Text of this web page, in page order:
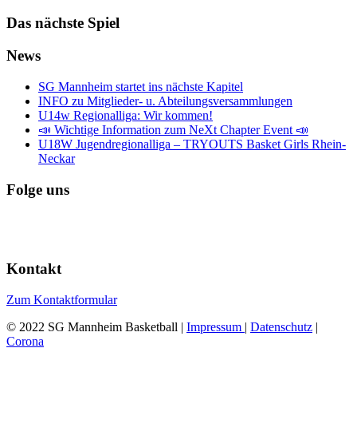
Das nächste Spiel
News
SG Mannheim startet ins nächste Kapitel
INFO zu Mitglieder- u. Abteilungsversammlungen
U14w Regionalliga: Wir kommen!
📣 Wichtige Information zum NeXt Chapter Event 📣
U18W Jugendregionalliga – TRYOUTS Basket Girls Rhein-
Neckar
Folge uns
Kontakt
Zum Kontaktformular
© 2022 SG Mannheim Basketball | Impressum | Datenschutz |
Corona